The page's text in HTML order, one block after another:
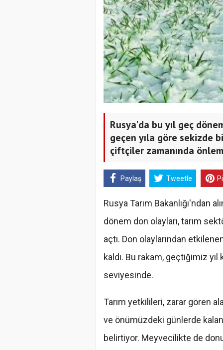
Rusya'da bu yıl geç
geçen yıla göre sekizde
çiftçiler zamanında önlem
Paylaş Tweetle
Rusya Tarım Bakanlığı'ndan
dönem don olayları, tarım
açtı. Don olaylarından
kaldı. Bu rakam, geçtiğimiz
seviyesinde.
Tarım yetkilileri, zarar gören
ve önümüzdeki günlerde kalan
belirtiyor. Meyvecilikte de